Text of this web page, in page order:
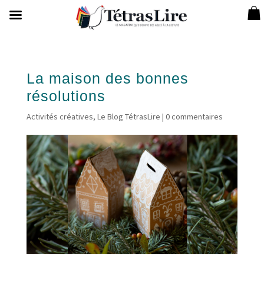
La maison des bonnes
résolutions
Activités créatives, Le Blog TétrasLire | 0 commentaires